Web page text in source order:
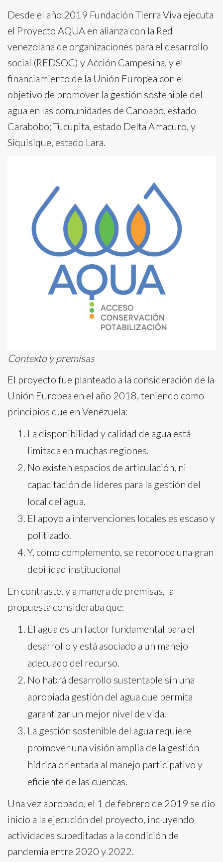
Desde el año 2019 Fundación Tierra Viva ejecuta
el Proyecto AQUA en alianza con la Red
venezolana de organizaciones para el desarrollo
social (REDSOC) y Acción Campesina, y el
financiamiento de la Unión Europea con el
objetivo de promover la gestión sostenible del
agua en las comunidades de Canoabo, estado
Carabobo; Tucupita, estado Delta Amacuro, y
Siquisique, estado Lara.
Contexto y premisas
El proyecto fue planteado a la consideración de la
Unión Europea en el año 2018, teniendo como
principios que en Venezuela:
La disponibilidad y calidad de agua está
limitada en muchas regiones.
No existen espacios de articulación, ni
capacitación de líderes para la gestión del
local del agua.
El apoyo a intervenciones locales es escaso y
politizado.
Y, como complemento, se reconoce una gran
debilidad institucional
En contraste, y a manera de premisas, la
propuesta consideraba que:
El agua es un factor fundamental para el
desarrollo y está asociado a un manejo
adecuado del recurso.
No habrá desarrollo sustentable sin una
apropiada gestión del agua que permita
garantizar un mejor nivel de vida.
La gestión sostenible del agua requiere
promover una visión amplia de la gestión
hídrica orientada al manejo participativo y
eficiente de las cuencas.
Una vez aprobado, el 1 de febrero de 2019 se dio
inicio a la ejecución del proyecto, incluyendo
actividades supeditadas a la condición de
pandemia entre 2020 y 2022.